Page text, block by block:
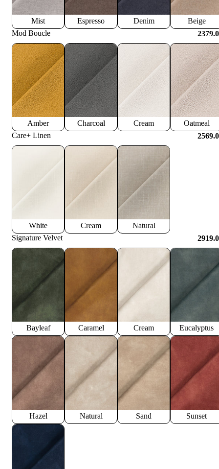
Mist Espresso Denim
Beige
Mod Boucle
Amber Charcoal Cream
Oatmeal
Care+ Linen
White Cream
Natural
Signature Velvet
Bayleaf Caramel Cream Eucalyptus
Hazel Natural Sand Sunset